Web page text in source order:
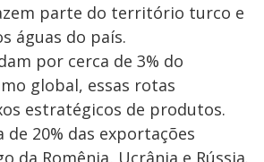
parte do território turco e
águas do país.
por cerca de 3% do
global, essas rotas
estratégicos de produtos.
de 20% das exportações
da Romênia, Ucrânia e Rússia.